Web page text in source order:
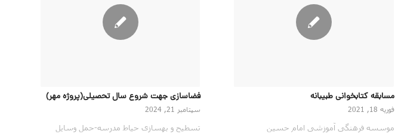
مسابقه کتابخوانی طبیبانه
فوریه 18, 2021
موسسه فرهنگی آموزشی امام حسین
فضاسازی جهت شروع سال تحصیلی(پروژه مهر)
سپتامبر 21, 2024
تسطیح و بهسازی حیاط مدرسه-حمل وسایل